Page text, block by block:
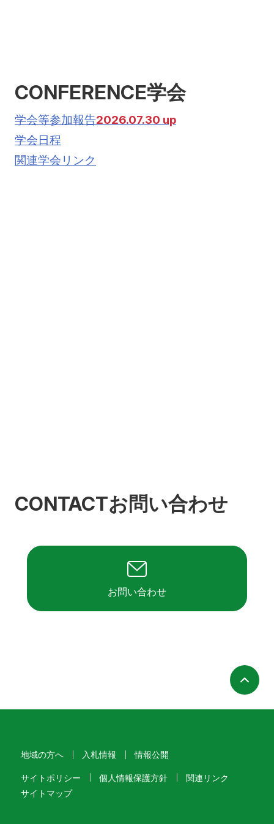
CONFERENCE学会
学会等参加報告2026.07.30 up
学会日程
関連学会リンク
CONTACTお問い合わせ
お問い合わせ
地域の方へ 入札情報 情報公開
サイトポリシー 個人情報保護方針
関連リンク
サイトマップ